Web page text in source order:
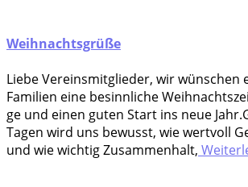
Weihnachtsgrüße
Lie­be Vereinsmitglieder, wir wün­schen
Fami­li­en eine besinn­li­che
ge und einen guten Start ins neue
Tagen wird uns bewusst, wie wert­voll
und wie wich­tig Zusam­men­halt,